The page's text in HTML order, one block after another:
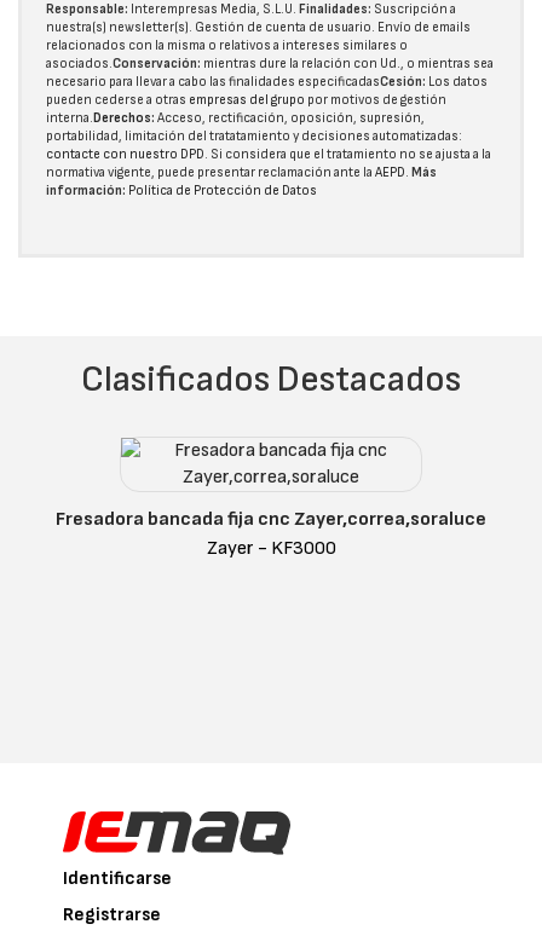
Responsable: Interempresas Media, S.L.U. Finalidades: Suscripción a
nuestra(s) newsletter(s). Gestión de cuenta de usuario. Envío de emails
relacionados con la misma o relativos a intereses similares o
asociados.Conservación: mientras dure la relación con Ud., o mientras sea
necesario para llevar a cabo las finalidades especificadasCesión: Los datos
pueden cederse a otras empresas del grupo por motivos de gestión
interna.Derechos: Acceso, rectificación, oposición, supresión,
portabilidad, limitación del tratatamiento y decisiones automatizadas:
contacte con nuestro DPD. Si considera que el tratamiento no se ajusta a la
normativa vigente, puede presentar reclamación ante la AEPD. Más
información: Política de Protección de Datos
Clasificados Destacados
Fresadora bancada fija cnc Zayer,correa,soraluce
Zayer - KF3000
Identificarse
Registrarse